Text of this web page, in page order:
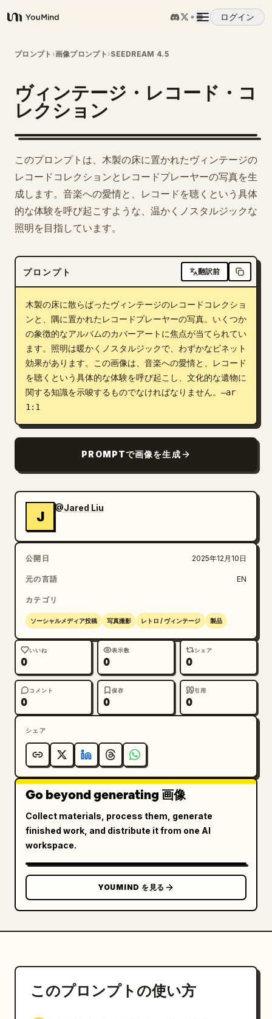
YouMind
ログイン
概要
ユースケース
スキル
プロンプト
料金
ブログ
更新情報
プロンプト ›画像プロンプト ›SEEDREAM 4.5
ヴィンテージ・レコード・コ
レクション
このプロンプトは、木製の床に置かれたヴィンテージの
レコードコレクションとレコードプレーヤーの写真を生
成します。音楽への愛情と、レコードを聴くという具体
的な体験を呼び起こすような、温かくノスタルジックな
照明を目指しています。
プロンプト 翻訳前
木製の床に散らばったヴィンテージのレコードコレクショ
ンと、隅に置かれたレコードプレーヤーの写真。いくつか
の象徴的なアルバムのカバーアートに焦点が当てられてい
ます。照明は暖かくノスタルジックで、わずかなビネット
効果があります。この画像は、音楽への愛情と、レコード
を聴くという具体的な体験を呼び起こし、文化的な遺物に
関する知識を示唆するものでなければなりません。–ar
1:1
PROMPTで画像を生成
J
@Jared Liu
公開日 2025年12月10日
元の言語 EN
カテゴリ
ソーシャルメディア投稿 写真撮影 レトロ / ヴィンテージ 製品
いいね
0
表示数
0
シェア
0
コメント
0
保存
0
引用
0
シェア
Go beyond generating 画像
Collect materials, process them, generate
finished work, and distribute it from one AI
workspace.
YOUMIND を見る
このプロンプトの使い方